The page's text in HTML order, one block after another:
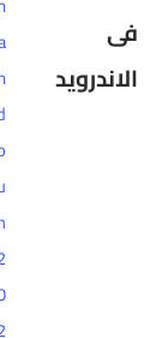
فى
الاندرويد
m